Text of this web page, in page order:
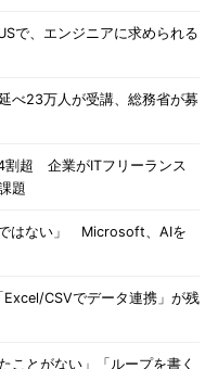
で、エンジニアに求められる
べ23万人が受講、総務省が募
割超 企業がITフリーランス
題
ではない」 Microsoft、AIを
Excel/CSVでデータ連携」が残
ことがない」「ループを書く